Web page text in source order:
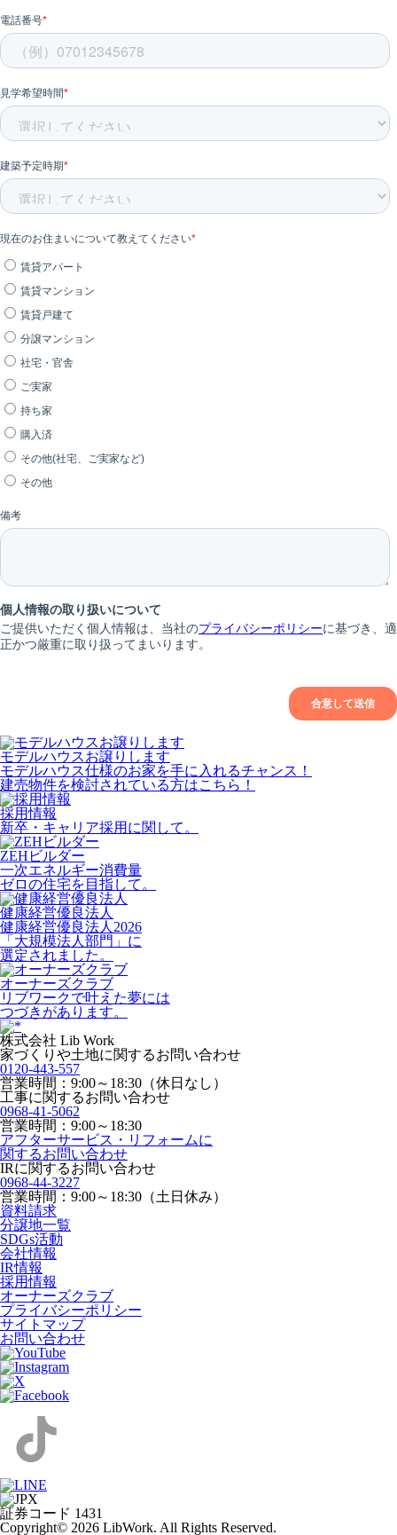
モデルハウスお譲りします
モデルハウス仕様のお家を手に入れるチャンス！
建売物件を検討されている方はこちら！
採用情報
新卒・キャリア採用に関して。
ZEHビルダー
一次エネルギー消費量
ゼロの住宅を目指して。
健康経営優良法人
健康経営優良法人2026
「大規模法人部門」に
選定されました。
オーナーズクラブ
リブワークで叶えた夢には
つづきがあります。
株式会社 Lib Work
家づくりや土地に関するお問い合わせ
0120-443-557
営業時間：9:00～18:30（休日なし）
工事に関するお問い合わせ
0968-41-5062
営業時間：9:00～18:30
アフターサービス・リフォームに
関するお問い合わせ
IRに関するお問い合わせ
0968-44-3227
営業時間：9:00～18:30（土日休み）
資料請求
分譲地一覧
SDGs活動
会社情報
IR情報
採用情報
オーナーズクラブ
プライバシーポリシー
サイトマップ
お問い合わせ
証券コード 1431
Copyright© 2026 LibWork. All Rights Reserved.